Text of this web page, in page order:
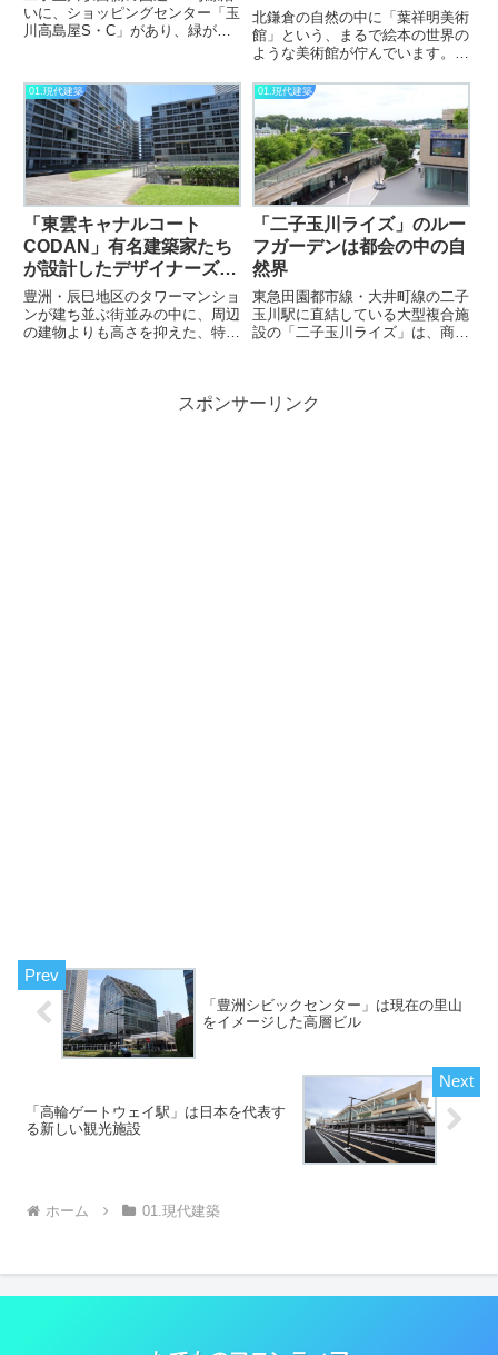
いに、ショッピングセンター「玉
川高島屋S・C」があり、緑がふ
は9つもの建物で構成されていま
すが、その中には、隈研吾氏がデ
ザインした本館のファサード（...
北鎌倉の自然の中に「葉祥明美術
館」という、まるで絵本の世界の
ような美術館が佇んでいます。こ
明（よう しょうめい）の水彩画
や絵本が展示されています。『赤
毛のアン』や『星の王子さま』な
どの絵を描いている作家です。
建...
01.現代建築
「東雲キャナルコート
CODAN」有名建築家たち
が設計したデザイナーズ団
地
豊洲・辰巳地区のタワーマンショ
ンが建ち並ぶ街並みの中に、周辺
の建物よりも高さを抑えた、特徴
雄氏、隈研吾氏などの名だたる建
01.現代建築
「二子玉川ライズ」のルー
フガーデンは都会の中の自
然界
東急田園都市線・大井町線の二子
玉川駅に直結している大型複合施
設の「二子玉川ライズ」は、商業
ガーデンがあり、緑豊かな環境に
スポンサーリンク
「豊洲シビックセンター」は現在の里山
をイメージした高層ビル
「高輪ゲートウェイ駅」は日本を代表す
る新しい観光施設
ホーム 01.現代建築